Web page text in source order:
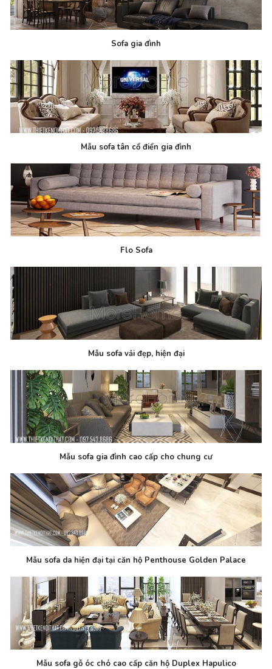
Sofa gia đình
Mẫu sofa tân cổ điển gia đình
Flo Sofa
Mẫu sofa vải đẹp, hiện đại
Mẫu sofa gia đình cao cấp cho chung cư
Mẫu sofa da hiện đại tại căn hộ Penthouse Golden Palace
Mẫu sofa gỗ óc chó cao cấp căn hộ Duplex Hapulico